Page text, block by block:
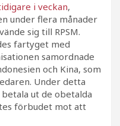
i veckan,
under flera månader
sig till RPSM.
fartyget med
samordnade
och Kina, som
Under detta
ut de obetalda
förbudet mot att